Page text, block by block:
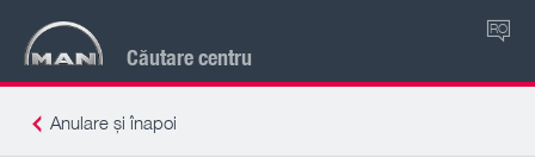
Căutare centru
RO
Anulare și înapoi